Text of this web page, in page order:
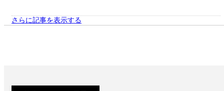
さらに記事を表示する